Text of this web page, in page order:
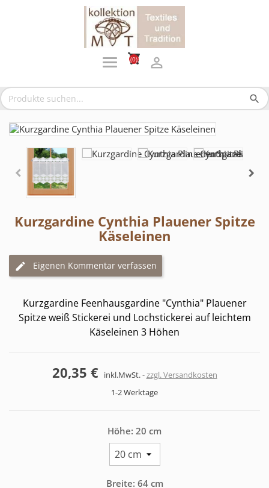
shopping_cart
(0) 
search
Kurzgardine Cynthia Plauener Spitze
Käseleinen
Eigenen Kommentar verfassen
Kurzgardine Feenhausgardine "Cynthia" Plauener
Spitze weiß Stickerei und Lochstickerei auf leichtem
Käseleinen 3 Höhen
20,35 € inkl.MwSt. zzgl. Versandkosten
1-2 Werktage
Höhe: 20 cm
Breite: 64 cm